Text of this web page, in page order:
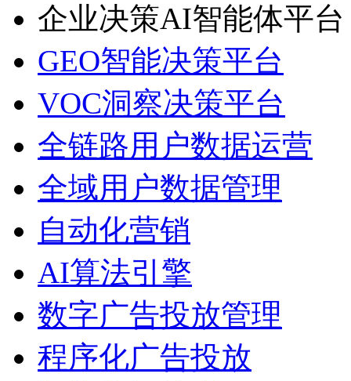
企业决策AI智能体平台
GEO智能决策平台
VOC洞察决策平台
全链路用户数据运营
全域用户数据管理
自动化营销
AI算法引擎
数字广告投放管理
程序化广告投放